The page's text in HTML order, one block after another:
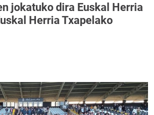
jokatuko dira Euskal Herria
Herria Txapelako